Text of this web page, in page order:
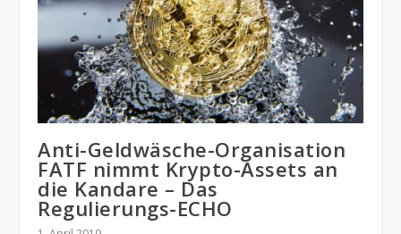
Anti-Geldwäsche-Organisation
FATF nimmt Krypto-Assets an
die Kandare – Das
Regulierungs-ECHO